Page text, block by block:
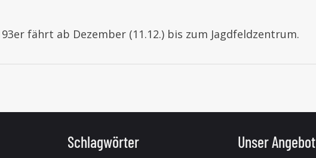
fährt ab Dezember (11.12.) bis zum Jagdfeldzentrum.
Schlagwörter Unser Angebot